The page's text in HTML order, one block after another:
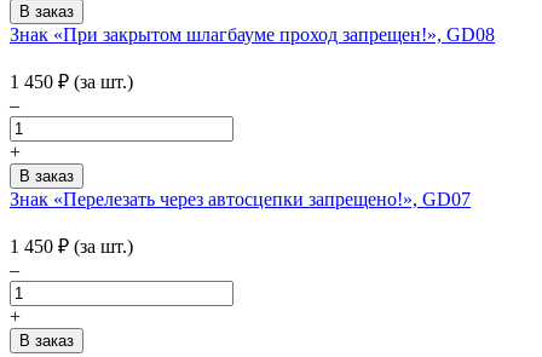
Знак «При закрытом шлагбауме проход запрещен!», GD08
1 450 ₽ (за шт.)
–
+
Знак «Перелезать через автосцепки запрещено!», GD07
1 450 ₽ (за шт.)
–
+